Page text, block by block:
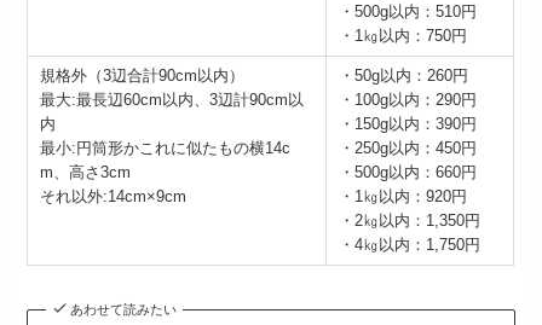
・500g以内：510円
・1㎏以内：750円
規格外（3辺合計90cm以内）
最大:最長辺60cm以内、3辺計90cm以
内
最小:円筒形かこれに似たもの横14c
m、高さ3cm
それ以外:14cm×9cm
・50g以内：260円
・100g以内：290円
・150g以内：390円
・250g以内：450円
・500g以内：660円
・1㎏以内：920円
・2㎏以内：1,350円
・4㎏以内：1,750円
あわせて読みたい